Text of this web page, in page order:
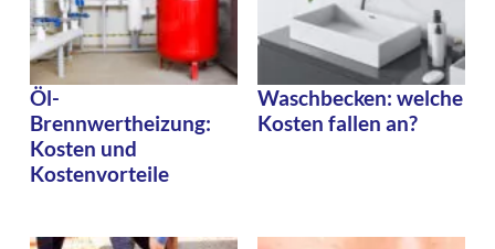
Öl-
Brennwertheizung:
Kosten und
Kostenvorteile
Waschbecken: welche
Kosten fallen an?